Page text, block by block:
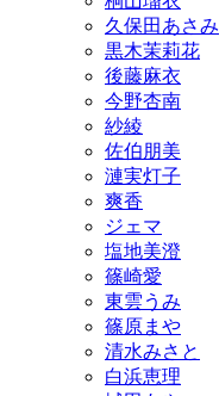
久保田あさみ
黒木茉莉花
後藤麻衣
今野杏南
紗綾
佐伯朋美
漣実灯子
爽香
ジェマ
塩地美澄
篠崎愛
東雲うみ
篠原まや
清水みさと
白浜恵理